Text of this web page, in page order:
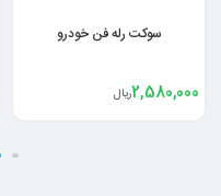
2,000,000ریال